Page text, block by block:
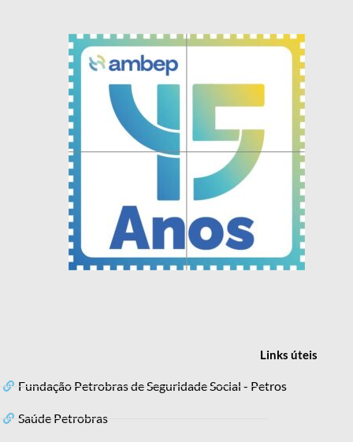
Linksúteis
Fundação Petrobras de Seguridade Social - Petros
Saúde Petrobras